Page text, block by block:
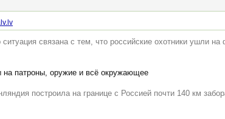
связана с тем, что российские охотники ушли
патроны, оружие и всё окружающее
построила на границе с Россией почти 140 км